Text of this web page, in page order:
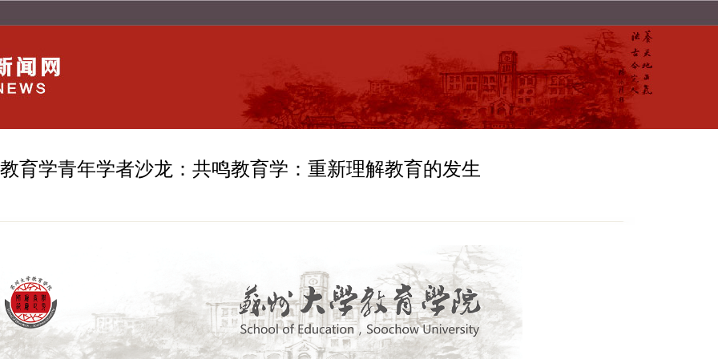
育学青年学者沙龙：共鸣教育学：重新理解教育的发生